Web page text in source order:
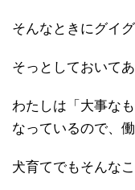
そんなときにグイ
そっとしておいて
わたしは「大事な
なっているので、
犬育てでもそんな